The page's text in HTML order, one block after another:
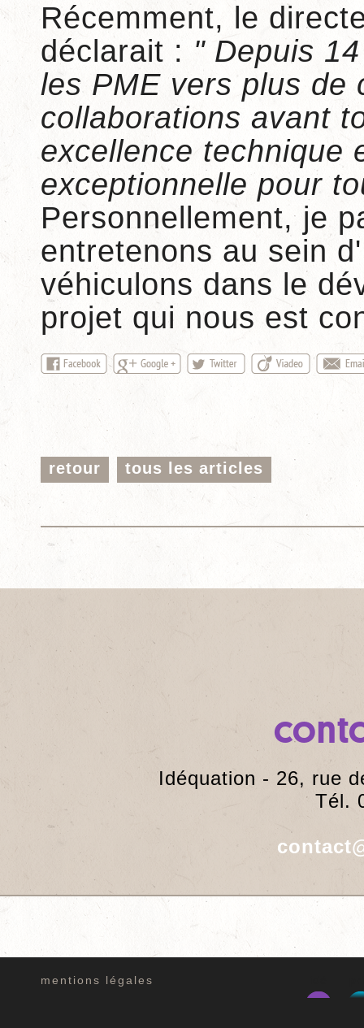
Récemment, le
déclarait : " Depuis
les PME vers plus de
collaborations avant
excellence technique
exceptionnelle pour
Personnellement, je
entretenons au sein
véhiculons dans le
projet qui nous est
retour tous les articles
Idéquation - 26, rue
Tél.
mentions légales